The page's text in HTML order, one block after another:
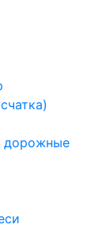
дорожные